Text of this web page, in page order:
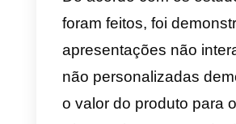
aparecer, mas
acontecer que
está fora de
não permite que o